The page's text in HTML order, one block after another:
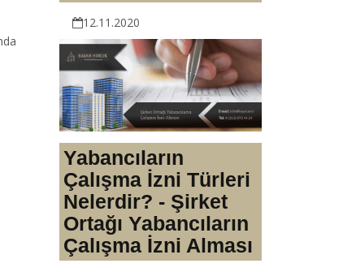
12.11.2020
Yabancıların
Çalışma İzni Türleri
Nelerdir? - Şirket
Ortağı Yabancıların
Çalışma İzni Alması